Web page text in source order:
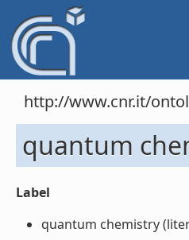
http://www.cnr.it/
quantum
Label
quantum chemistry